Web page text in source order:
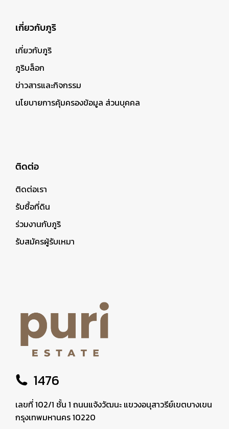
เกี่ยวกับภูริ
เกี่ยวกับภูริ
ภูริบล็อก
ข่าวสารและกิจกรรม
นโยบายการคุ้มครองข้อมูล ส่วนบุคคล
ติดต่อ
ติดต่อเรา
รับซื้อที่ดิน
ร่วมงานกับภูริ
รับสมัครผู้รับเหมา
1476
เลขที่ 102/1 ชั้น 1 ถนนแจ้งวัฒนะ แขวงอนุสาวรีย์เขตบางเขน
กรุงเทพมหานคร 10220